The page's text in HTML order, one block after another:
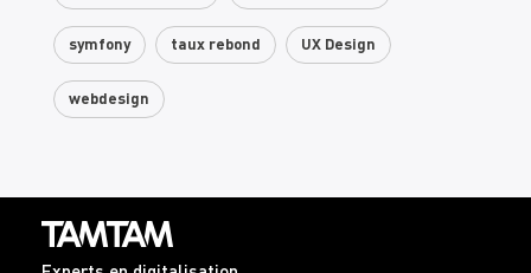
symfony taux rebond UX Design
webdesign